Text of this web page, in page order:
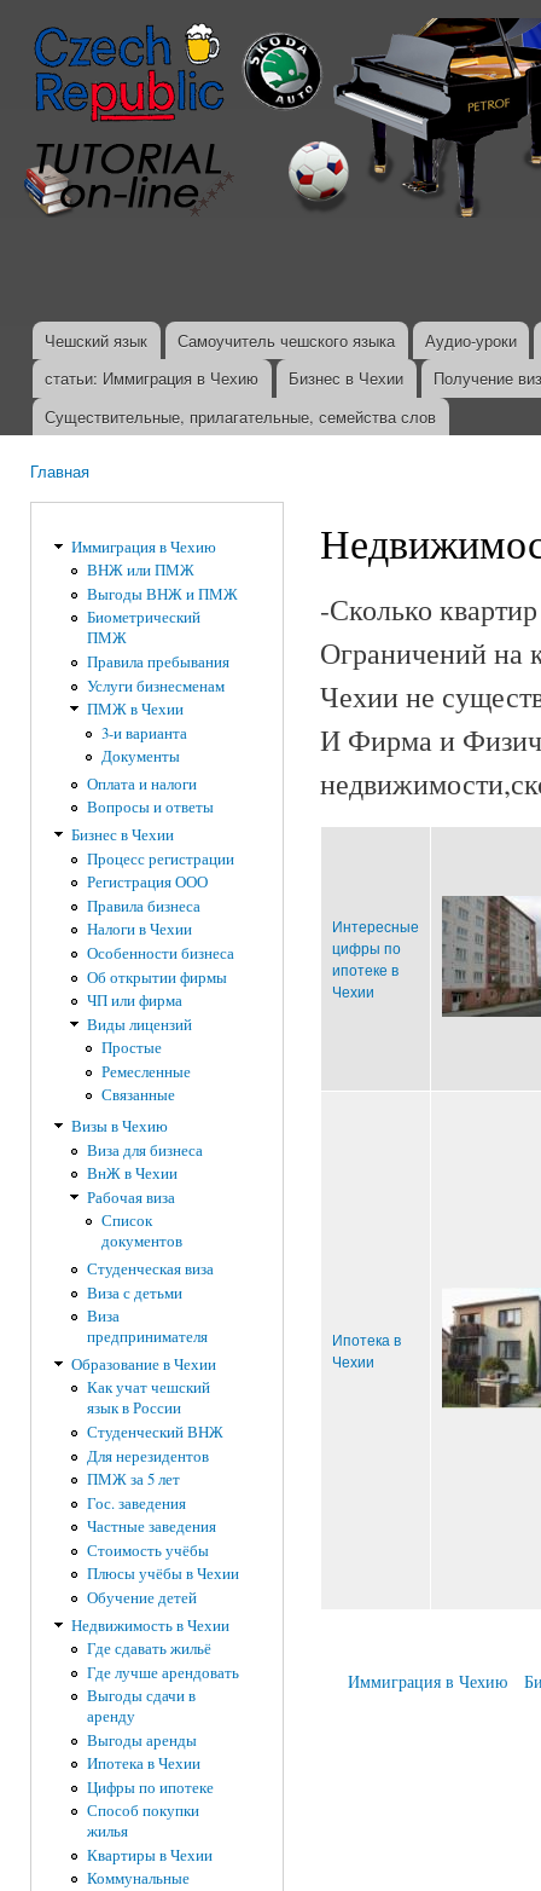
Главное меню
Чешский язык Самоучитель чешского языка
Аудио-уроки
статьи: Иммиграция в Чехию
Бизнес в Чехии
Получение
Существительные, прилагательные, семейства слов
Главная
Иммиграция в Чехию
ВНЖ или ПМЖ
Выгоды ВНЖ и ПМЖ
Биометрический
ПМЖ
Правила пребывания
Услуги бизнесменам
ПМЖ в Чехии
3-и варианта
Документы
Оплата и налоги
Вопросы и ответы
Бизнес в Чехии
Процесс регистрации
Регистрация ООО
Правила бизнеса
Налоги в Чехии
Особенности бизнеса
Об открытии фирмы
ЧП или фирма
Виды лицензий
Простые
Ремесленные
Связанные
Визы в Чехию
Виза для бизнеса
ВнЖ в Чехии
Рабочая виза
Список
документов
Студенческая виза
Виза с детьми
Виза
предпринимателя
Образование в Чехии
Как учат чешский
язык в России
Студенческий ВНЖ
Для нерезидентов
ПМЖ за 5 лет
Гос. заведения
Частные заведения
Стоимость учёбы
Плюсы учёбы в Чехии
Обучение детей
Недвижимость в Чехии
Где сдавать жильё
Где лучше арендовать
Выгоды сдачи в
аренду
Выгоды аренды
Ипотека в Чехии
Цифры по ипотеке
Способ покупки
жилья
Квартиры в Чехии
Коммунальные
-Сколько
Ограничений на
Чехии не
И Фирма и
Интересные
цифры по
ипотеке в
Чехии
Ипотека в
Чехии
Иммиграция в Чехию